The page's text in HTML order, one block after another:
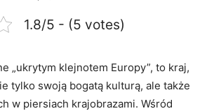
1.8/5 - (5 votes)
„ukrytym klejnotem Europy”, to kraj,
tylko swoją bogatą kulturą, ale także⁢
w piersiach krajobrazami. Wśród